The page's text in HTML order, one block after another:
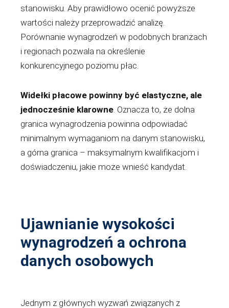
stanowisku. Aby prawidłowo ocenić powyższe
wartości należy przeprowadzić analizę.
Porównanie wynagrodzeń w podobnych branżach
i regionach pozwala na określenie
konkurencyjnego poziomu płac.
Widełki płacowe powinny być elastyczne, ale
jednocześnie klarowne . Oznacza to, że dolna
granica wynagrodzenia powinna odpowiadać
minimalnym wymaganiom na danym stanowisku,
a górna granica – maksymalnym kwalifikacjom i
doświadczeniu, jakie może wnieść kandydat.
Ujawnianie wysokości
wynagrodzeń a ochrona
danych osobowych
Jednym z głównych wyzwań związanych z